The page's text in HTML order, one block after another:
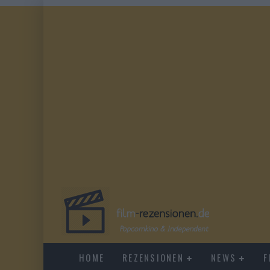
HOME REZENSIONEN NEWS